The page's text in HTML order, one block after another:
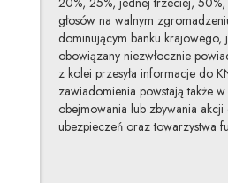
głosów na walnym
dominującym banku krajowego,
obowiązany niezwłocznie
z kolei przesyła informacje do
zawiadomienia powstają także
obejmowania lub zbywania akcji
ubezpieczeń oraz towarzystwa